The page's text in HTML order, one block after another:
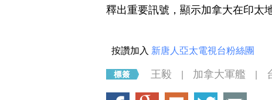
釋出重要訊號，顯示加拿大在印太
按讚加入 新唐人亞太電視台粉絲團
王毅 加拿大軍艦